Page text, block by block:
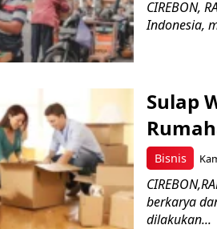
CIREBON,
Indonesia,
Bisnis
Sulap
berkarya
dilakukan...